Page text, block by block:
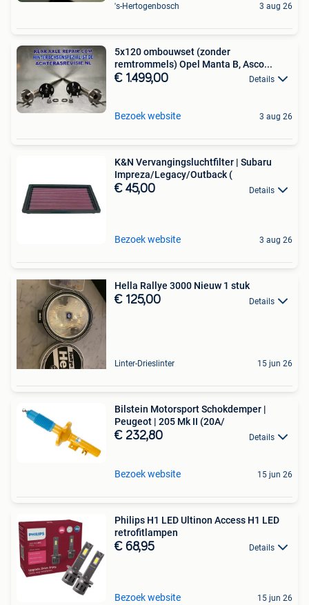
's-Hertogenbosch 3 aug 26
5x120 ombouwset (zonder
remtrommels) Opel Manta B, Asco...
€ 1.499,00 Details
Bezoek website 3 aug 26
K&N Vervangingsluchtfilter | Subaru
Impreza/Legacy/Outback (
€ 45,00 Details
Bezoek website 3 aug 26
Hella Rallye 3000 Nieuw 1 stuk
€ 125,00 Details
Linter-Drieslinter 15 jun 26
Bilstein Motorsport Schokdemper |
Peugeot | 205 Mk II (20A/
€ 232,80 Details
Bezoek website 15 jun 26
Philips H1 LED Ultinon Access H1 LED
retrofitlampen
€ 68,95 Details
Bezoek website 15 jun 26